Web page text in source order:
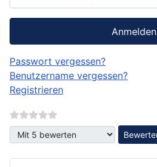
Anmelden
Passwort vergessen?
Benutzername vergessen?
Registrieren
Bitte bewerten